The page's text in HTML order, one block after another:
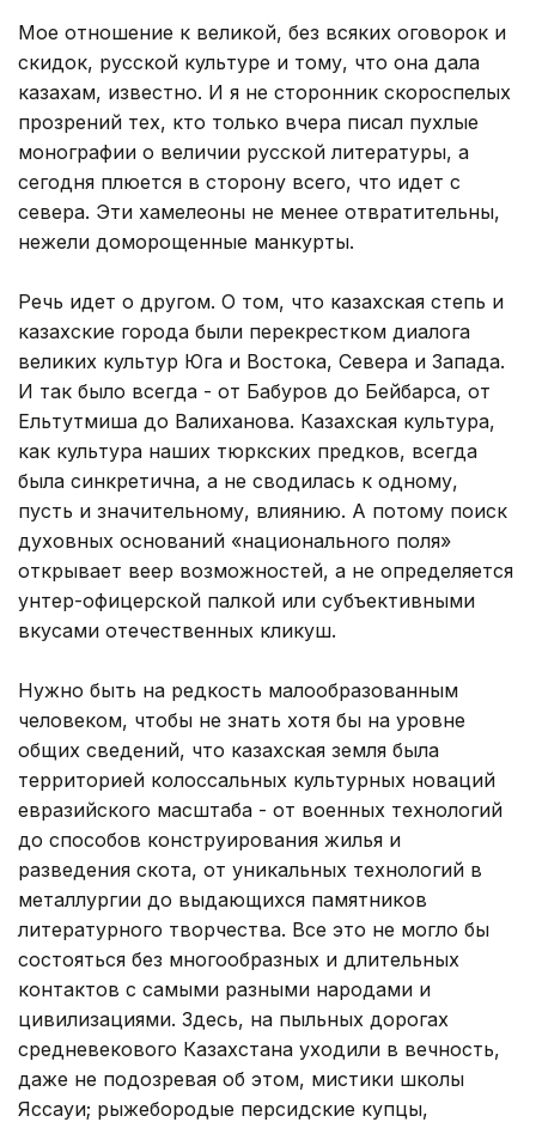
Мое отношение к великой, без всяких оговорок и
скидок, русской культуре и тому, что она дала
казахам, известно. И я не сторонник скороспелых
прозрений тех, кто только вчера писал пухлые
монографии о величии русской литературы, а
сегодня плюется в сторону всего, что идет с
севера. Эти хамелеоны не менее отвратительны,
нежели доморощенные манкурты.
Речь идет о другом. О том, что казахская степь и
казахские города были перекрестком диалога
великих культур Юга и Востока, Севера и Запада.
И так было всегда - от Бабуров до Бейбарса, от
Ельтутмиша до Валиханова. Казахская культура,
как культура наших тюркских предков, всегда
была синкретична, а не сводилась к одному,
пусть и значительному, влиянию. А потому поиск
духовных оснований «национального поля»
открывает веер возможностей, а не определяется
унтер-офицерской палкой или субъективными
вкусами отечественных кликуш.
Нужно быть на редкость малообразованным
человеком, чтобы не знать хотя бы на уровне
общих сведений, что казахская земля была
территорией колоссальных культурных новаций
евразийского масштаба - от военных технологий
до способов конструирования жилья и
разведения скота, от уникальных технологий в
металлургии до выдающихся памятников
литературного творчества. Все это не могло бы
состояться без многообразных и длительных
контактов с самыми разными народами и
цивилизациями. Здесь, на пыльных дорогах
средневекового Казахстана уходили в вечность,
даже не подозревая об этом, мистики школы
Яссауи; рыжебородые персидские купцы,